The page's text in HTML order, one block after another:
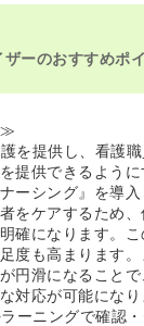
ーのおすすめポ
を提供し、看護
提供できるよう
ーシング』を導
をケアするため
確になります。
度も高まります
円滑になること
対応が可能になり
ーニングで確認